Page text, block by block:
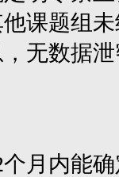
课题组
无数据
月内能